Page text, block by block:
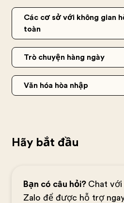
Các cơ sở với không gian
toàn
Trò chuyện hàng ngày
Văn hóa hòa nhập
Hãy bắt đầu
Bạn có câu hỏi? Chat
Zalo để được hỗ trợ